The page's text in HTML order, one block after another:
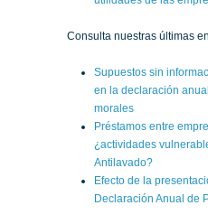
Consulta nuestras últimas
Supuestos sin
en la declaración
morales
Préstamos entre
¿actividades
Antilavado?
Efecto de la
Declaración Anual de